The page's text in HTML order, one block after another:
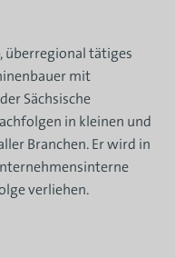
überregional tätiges
mit
Sächsische
in kleinen und
Branchen. Er wird in
verliehen.